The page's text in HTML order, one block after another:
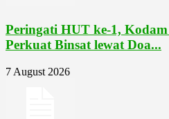
Peringati HUT ke-1,
Perkuat Binsat lewat Doa...
7 August 2026